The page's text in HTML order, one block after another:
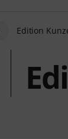
Edition